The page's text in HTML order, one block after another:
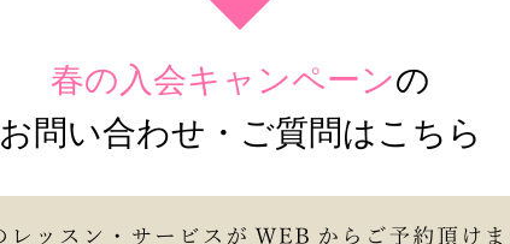
春の入会キャンペーンの
お問い合わせ・ご質問はこちら